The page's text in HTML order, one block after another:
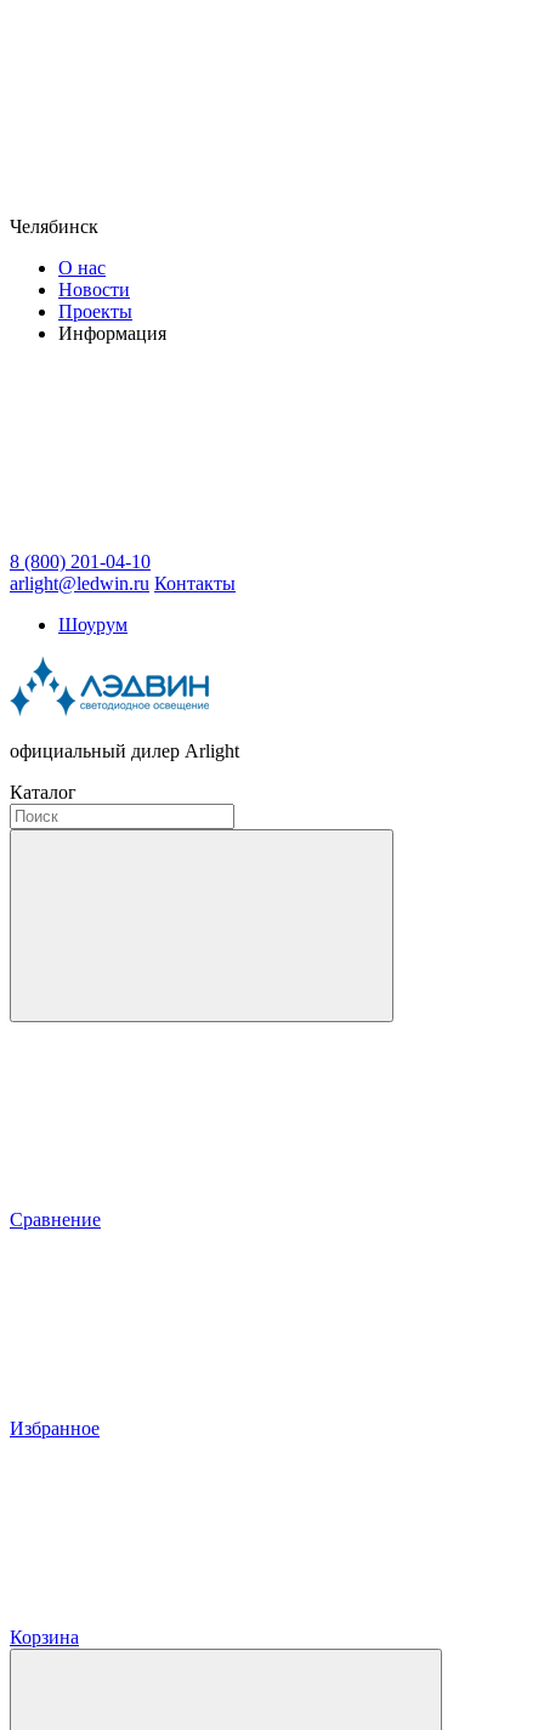
Челябинск
О нас
Новости
Проекты
Информация
8 (800) 201-04-10
arlight@ledwin.ru Контакты
Шоурум
официальный дилер Arlight
Каталог
Сравнение
Избранное
Корзина